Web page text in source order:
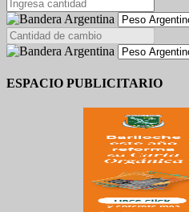
ESPACIO PUBLICITARIO